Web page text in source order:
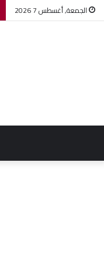
الجمعة, أغسطس 7 2026